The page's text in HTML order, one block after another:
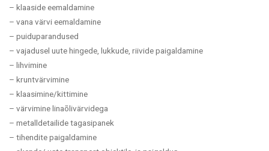
– klaaside eemaldamine
– vana värvi eemaldamine
– puiduparandused
– vajadusel uute hingede, lukkude, riivide paigaldamine
– lihvimine
– kruntvärvimine
– klaasimine/kittimine
– värvimine linaõlivärvidega
– metalldetailide tagasipanek
– tihendite paigaldamine